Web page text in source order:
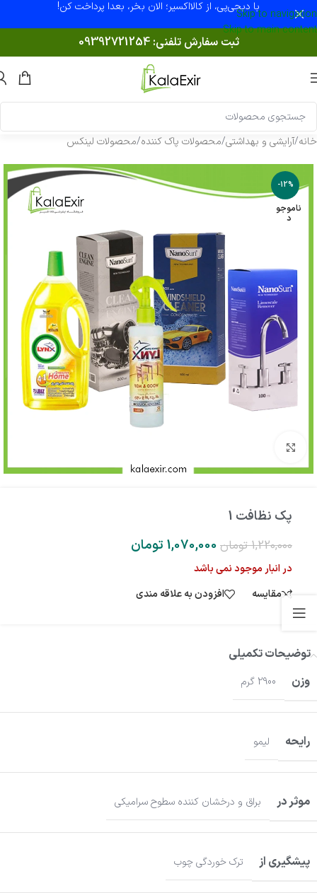
Skip to navigation
Skip to main content
با دیجی‌پی، از کالااکسیر؛ الان بخر، بعدا پرداخت کن!
ثبت سفارش تلفنی:09392721254
خانه/آرایشی و بهداشتی/محصولات پاک کننده/محصولات لینکس
-12%
ناموجو
د
پک نظافت 1
1,220,000 تومان 1,070,000 تومان
در انبار موجود نمی باشد
مقایسه
افزودن به علاقه مندی
توضیحات تکمیلی
وزن
2900 گرم
رایحه لیمو
موثر در براق و درخشان کننده سطوح سرامیکی
پیشگیری از ترک خوردگی چوب